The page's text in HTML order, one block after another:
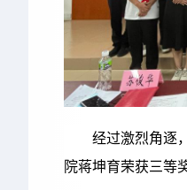
经过激烈角逐
院蒋坤育荣获三等